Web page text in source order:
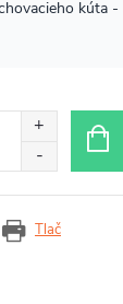
Tlač